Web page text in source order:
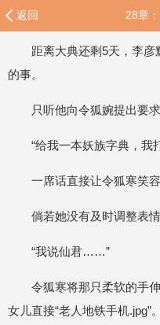
返回 28章
距离大典还剩5天，李彦
的事。
只听他向令狐婉提出要求
“给我一本妖族字典，我
一席话直接让令狐寒笑容
倘若她没有及时调整表
“我说仙君……”
令狐寒将那只柔软的手
女儿直接“老人地铁手机.jpg”。